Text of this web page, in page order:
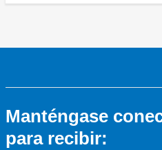
Manténgase
para recibir: